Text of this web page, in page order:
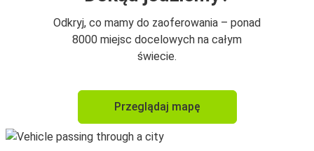
Odkryj, co mamy do zaoferowania – ponad
8000 miejsc docelowych na całym
świecie.
Przeglądaj mapę